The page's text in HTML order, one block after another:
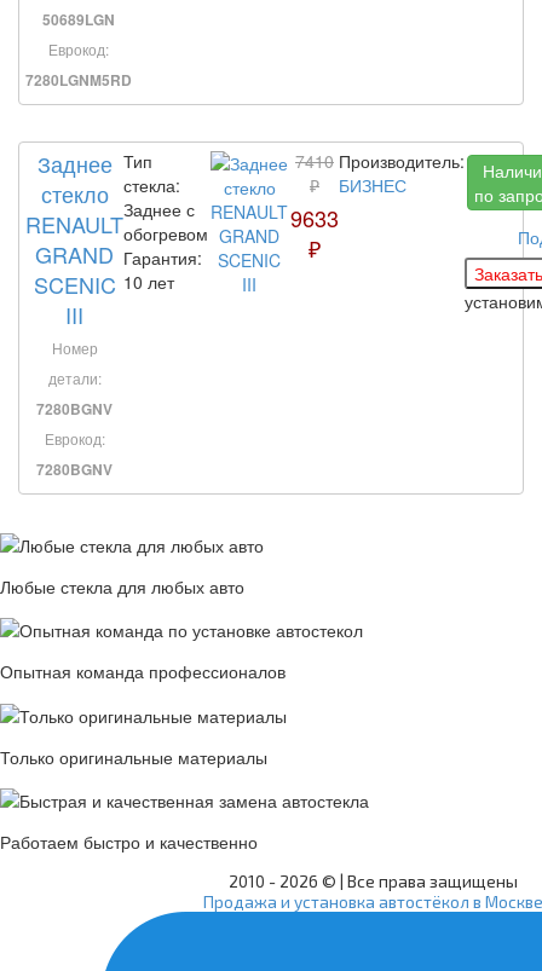
50689LGN
Еврокод:
7280LGNM5RD
Заднее
стекло
RENAULT
GRAND
SCENIC
III
Номер
детали:
7280BGNV
Еврокод:
7280BGNV
Тип
стекла:
Заднее с
обогревом
Гарантия:
10 лет
7410
₽
9633
₽
Производитель:
БИЗНЕС
по
Любые стекла для любых авто
Опытная команда профессионалов
Только оригинальные материалы
Работаем быстро и качественно
2010 - 2026 © | Все права защищены
Продажа и установка автостёкол в Москве